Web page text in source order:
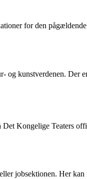
for den
kunstverdenen. Der
Kongelige Teaters
jobsektionen. Her